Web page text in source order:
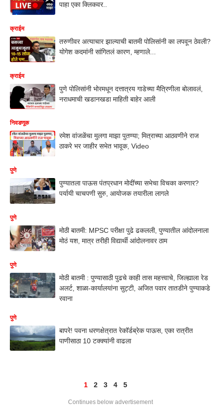
पाहा एका क्लिकवर..
क्राईम
तरुणीवर अत्याचार झाल्याची बातमी पोलिसांनी का लपवून ठेवली?
योगेश कदमांनी सांगितलं कारण, म्हणाले...
क्राईम
पुणे पोलिसांनी भोरमधून दत्तात्रय गाडेच्या मैत्रिणीला बोलावलं,
नराधमाची खडानखडा माहिती बाहेर आली
निवडणूक
रमेश वांजळेंचा मुलगा माझा पुतण्या; मित्राच्या आठवणीने राज
ठाकरे भर जाहीर सभेत भावूक, Video
पुणे
पुण्यातला पाऊस पंतप्रधान मोदींच्या सभेचा विचका करणार?
पर्यायी चाचपणी सुरु, आयोजक तयारीला लागले
पुणे
मोठी बातमी: MPSC परीक्षा पुढे ढकलली, पुण्यातील आंदोलनाला
मोठं यश, मात्र तरीही विद्यार्थी आंदोलनावर ठाम
पुणे
मोठी बातमी : पुण्यासाठी पुढचे काही तास महत्त्वाचे, जिल्ह्याला रेड
अलर्ट, शाळा-कार्यालयांना सुट्टी, अजित पवार तातडीने पुण्याकडे
रवाना
पुणे
बापरे! पवना धरणक्षेत्रात रेकॉर्डब्रेक पाऊस, एका रात्रीत
पाणीसाठा 10 टक्क्यांनी वाढला
1 2 3 4 5
Continues below advertisement